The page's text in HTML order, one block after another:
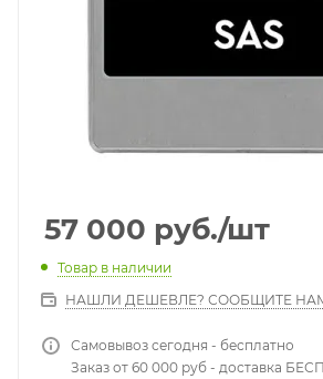
57 000 руб./шт
Товар в наличии
НАШЛИ ДЕШЕВЛЕ? СООБЩИТЕ
Самовывоз сегодня - бесплатно
Заказ от 60 000 руб - доставка